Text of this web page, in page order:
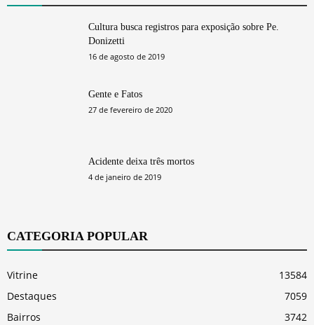
Cultura busca registros para exposição sobre Pe.
Donizetti
16 de agosto de 2019
Gente e Fatos
27 de fevereiro de 2020
Acidente deixa três mortos
4 de janeiro de 2019
CATEGORIA POPULAR
Vitrine
13584
Destaques
7059
Bairros
3742